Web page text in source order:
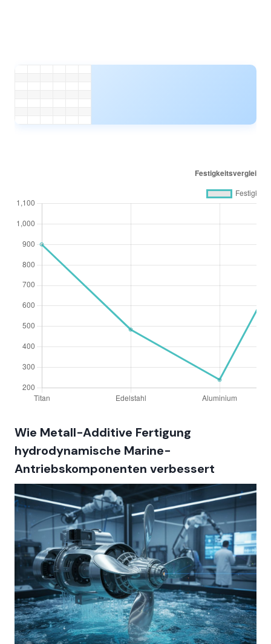
Wie Metall-Additive Fertigung
hydrodynamische Marine-
Antriebskomponenten verbessert